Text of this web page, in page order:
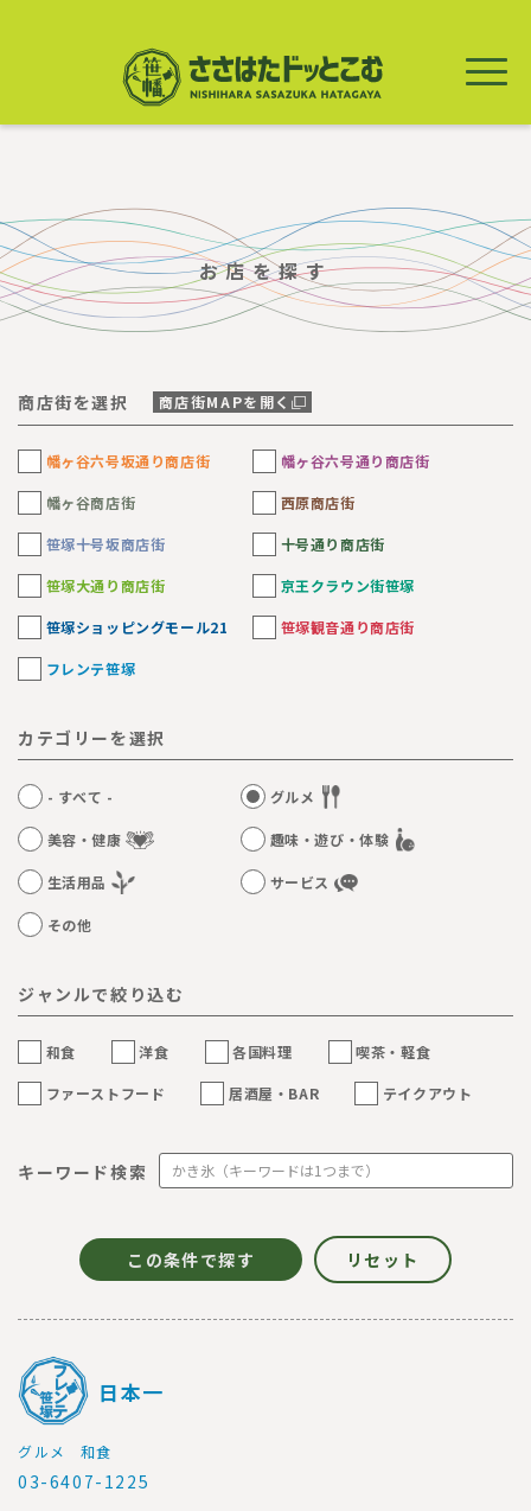
テ
動
お店を探す
商店街を選択 商店街MAPを開く
幡ヶ谷六号坂通り商店街 幡ヶ谷六号通り商店街
幡ヶ谷商店街 西原商店街
笹塚十号坂商店街 十号通り商店街
笹塚大通り商店街 京王クラウン街笹塚
笹塚ショッピングモール21 笹塚観音通り商店街
フレンテ笹塚
カテゴリーを選択
- すべて - グルメ
美容・健康 趣味・遊び・体験
生活用品 サービス
その他
ジャンルで絞り込む
和食 洋食 各国料理 喫茶・軽食
ファーストフード 居酒屋・BAR テイクアウト
キーワード検索
日本一
グルメ 和食
03-6407-1225